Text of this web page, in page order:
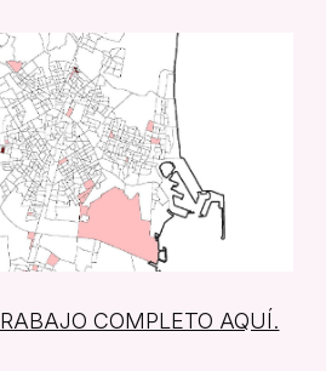
COMPLETO AQUÍ.